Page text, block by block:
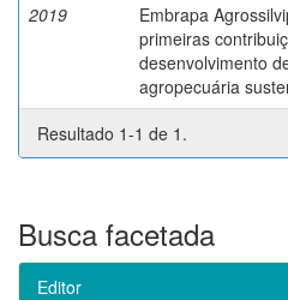
2019
Embrapa
primeiras
desenvolvimento
agropecuária
Resultado 1-1 de 1.
Busca facetada
Editor